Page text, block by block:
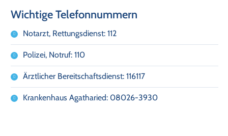
Wichtige Telefonnummern
Notarzt, Rettungsdienst: 112
Polizei, Notruf: 110
Ärztlicher Bereitschaftsdienst: 116117
Krankenhaus Agatharied: 08026-3930